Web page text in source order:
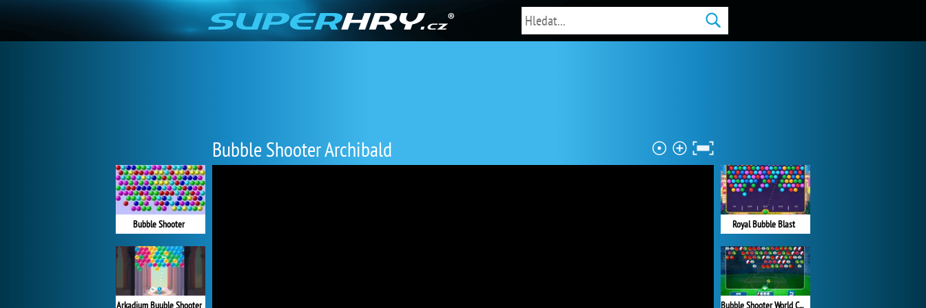
Bubble Shooter Archibald
Bubble Shooter
Arkadium Buuble Shooter
Royal Bubble Blast
Bubble Shooter World Cup